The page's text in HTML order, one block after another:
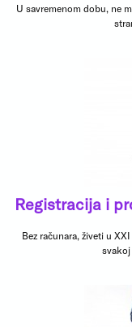
U savremenom dobu, ne
Registracija i
Bez računara, živeti u
svakoj